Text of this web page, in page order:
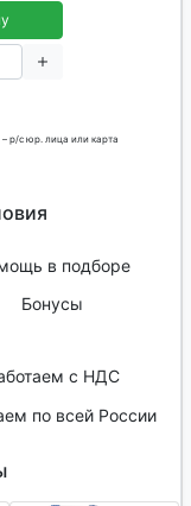
р/с юр. лица или карта
в подборе
Бонусы
с НДС
по всей России